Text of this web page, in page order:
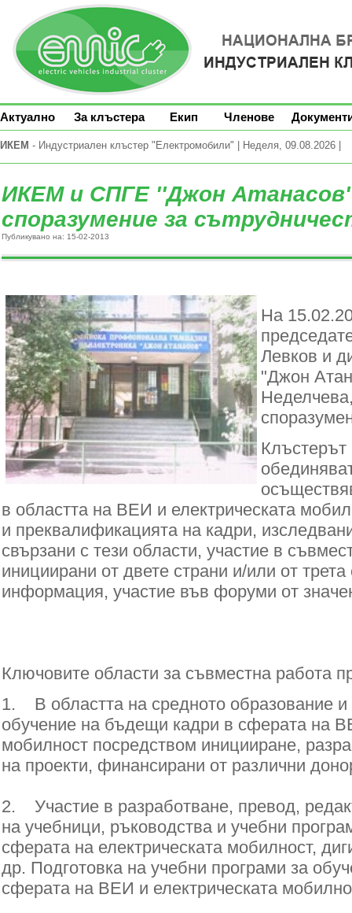
Актуално За клъстера Екип Членове
ИКЕМ - Индустриален клъстер "Електромобили" | Неделя, 09.08.2026 |
ИКЕМ и СПГЕ ''Джон
споразумение за
Публикувано на: 15-02-2013
На
Левков и
"Джон
Клъстерът
в областта на ВЕИ и електрическата
и преквалификацията на кадри,
свързани с тези области, участие в
инициирани от двете страни и/или от
информация, участие във форуми от
Ключовите области за съвместна работа
1. В областта на средното образование
обучение на бъдещи кадри в сферата на
мобилност посредством иницииране,
на проекти, финансирани от различни
2. Участие в разработване, превод,
на учебници, ръководства и учебни
сферата на електрическата мобилност,
др. Подготовка на учебни програми за
сферата на ВЕИ и електрическата